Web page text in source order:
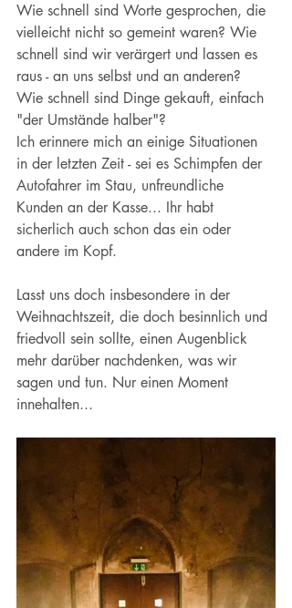
Wie schnell sind Worte gesprochen, die
vielleicht nicht so gemeint waren? Wie
schnell sind wir verärgert und lassen es
raus - an uns selbst und an anderen?
Wie schnell sind Dinge gekauft, einfach
"der Umstände halber"?
Ich erinnere mich an einige Situationen
in der letzten Zeit - sei es Schimpfen der
Autofahrer im Stau, unfreundliche
Kunden an der Kasse... Ihr habt
sicherlich auch schon das ein oder
andere im Kopf.
Lasst uns doch insbesondere in der
Weihnachtszeit, die doch besinnlich und
friedvoll sein sollte, einen Augenblick
mehr darüber nachdenken, was wir
sagen und tun. Nur einen Moment
innehalten...